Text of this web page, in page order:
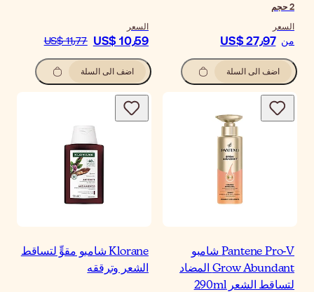
2حجم
السعر
من US$ 27٫97
اضف الى السلة
السعر
US$ 10٫59 US$ 11٫77
اضف الى السلة
Pantene Pro-V شامبو
Grow Abundant المضاد
لتساقط الشعر 290ml
Klorane شامبو مقوٍّ لتساقط
الشعر وترققه